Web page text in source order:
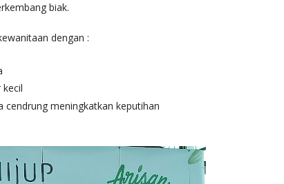
biak.
dengan :
cendrung meningkatkan keputihan